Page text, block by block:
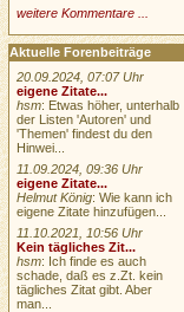
weitere Kommentare ...
Aktuelle Forenbeiträge
20.09.2024, 07:07 Uhr
eigene Zitate...
hsm: Etwas höher, unterhalb
der Listen 'Autoren' und
'Themen' findest du den
Hinwei...
11.09.2024, 09:36 Uhr
eigene Zitate...
Helmut König: Wie kann ich
eigene Zitate hinzufügen...
11.10.2021, 10:56 Uhr
Kein tägliches Zit...
hsm: Ich finde es auch
schade, daß es z.Zt. kein
tägliches Zitat gibt. Aber
man...